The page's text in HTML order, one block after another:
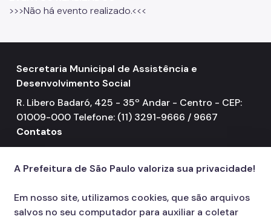
Imigrantes
Operação Baixas Temperaturas (OBT)
Coordenadoria de Gestão de Benefícios
Transferência de Renda
Benefício de Prestação Continuada (BPC)
>>>Não há evento realizado.<<<
Secretaria Municipal de Assistência e
Desenvolvimento Social
R. Libero Badaró, 425 - 35º Andar - Centro - CEP:
01009-000 Telefone: (11) 3291-9666 / 9667
Contatos
156
A Prefeitura de São Paulo valoriza sua privacidade!
Em nosso site, utilizamos cookies, que são arquivos
salvos no seu computador para auxiliar a coletar